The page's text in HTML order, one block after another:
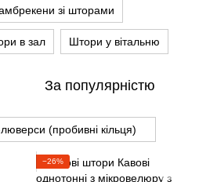
зі шторами
в зал Штори у вітальню
За популярністю
(пробивні кільця)
−26%